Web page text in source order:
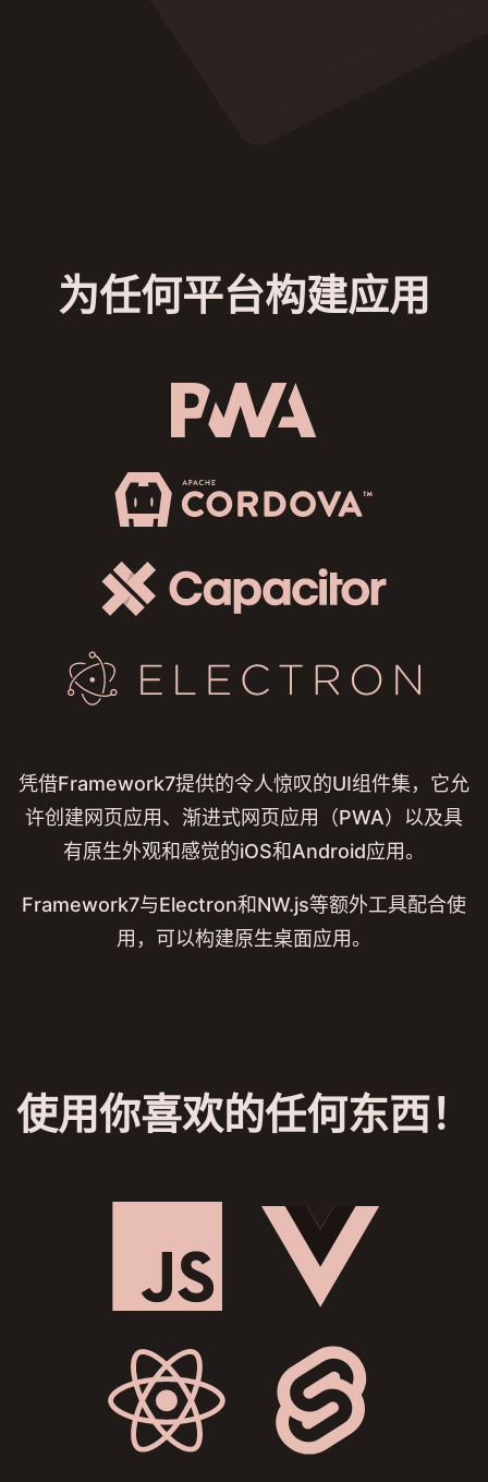
为任何平台构建应用
凭借Framework7提供的令人惊叹的UI组件集，它允
许创建网页应用、渐进式网页应用（PWA）以及具
有原生外观和感觉的iOS和Android应用。
Framework7与Electron和NW.js等额外工具配合使
用，可以构建原生桌面应用。
使用你喜欢的任何东西！